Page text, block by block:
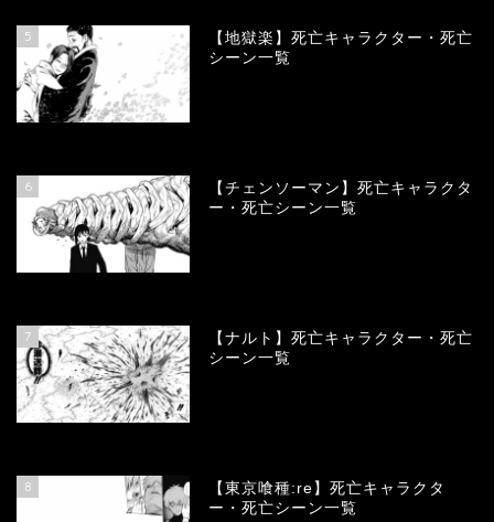
5
【地獄楽】死亡キャラクター・死亡
シーン一覧
6
【チェンソーマン】死亡キャラクタ
ー・死亡シーン一覧
7
【ナルト】死亡キャラクター・死亡
シーン一覧
8
【東京喰種:re】死亡キャラクタ
ー・死亡シーン一覧